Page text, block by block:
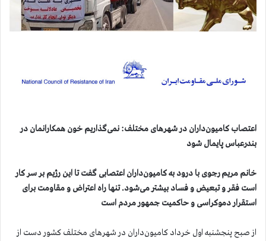
اعتصاب کامیون‌داران در شهرهای مختلف: نمی‌گذاریم خون همکارانمان در
بندرعباس پایمال شود
خانم مریم رجوی با درود به کامیون‌داران اعتصابی گفت تا این رژیم بر سر کار
است فقر و تبعیض و فساد بیشتر می‌شود. تنها راه اعتراض و مقاومت برای
استقرار دموکراسی و حاکمیت جمهور مردم است
از صبح پنجشنبه اول خرداد کامیون‌داران در شهرهای مختلف کشور دست از